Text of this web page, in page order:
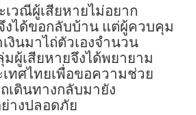
วณีผู้เสียหายไม่อยาก
งได้ขอกลับบ้าน แต่ผู้ควบคุม
งินมาไถ่ตัวเองจำนวน
มผู้เสียหายจึงได้พยายาม
ทศไทยเพื่อขอความช่วย
เดินทางกลับมายัง
างปลอดภัย